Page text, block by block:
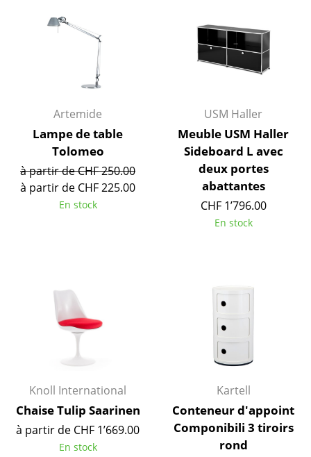
Couvertures
... voir tous les accessoires
Espaces
Maison
Chambre enfant
Entrée & Couloir
Salle de Bain
Cellier & Buanderie
Jardin & Balcon
Artemide
Lampe de table
Tolomeo
à partir de CHF 250.00
à partir de CHF 225.00
En stock
USM Haller
Meuble USM Haller
Sideboard L avec
deux portes
abattantes
CHF 1’796.00
En stock
Knoll International
Chaise Tulip Saarinen
à partir de CHF 1’669.00
En stock
Kartell
Conteneur d'appoint
Componibili 3 tiroirs
rond